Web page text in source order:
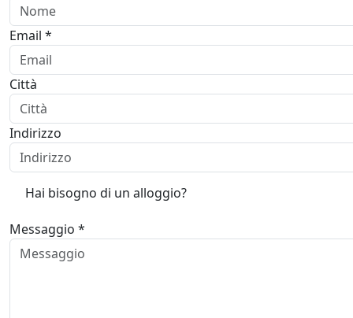
Email *
Città
Indirizzo
Hai bisogno di un alloggio?
Messaggio *